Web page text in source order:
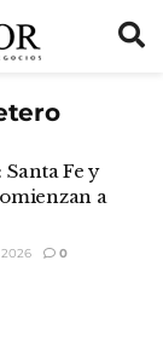
Fe y
a
0